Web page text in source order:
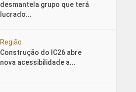
desmantela grupo que terá
lucrado...
Região
Construção do IC26 abre
nova acessibilidade a...